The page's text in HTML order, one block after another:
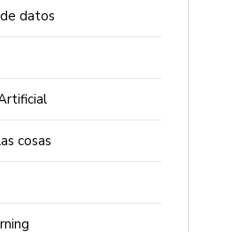
datos
cosas